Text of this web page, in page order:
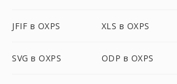
JFIF в OXPS XLS в OXPS
SVG в OXPS ODP в OXPS